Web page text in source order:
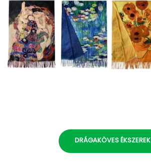
DRÁGAKÖVES ÉKSZEREK